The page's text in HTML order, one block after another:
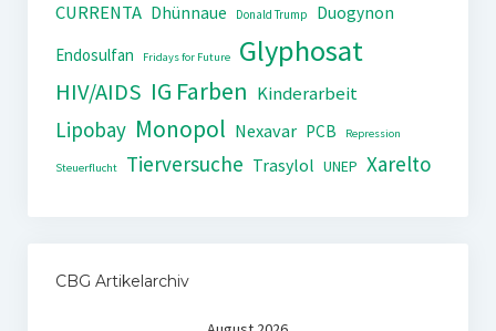
CURRENTA Dhünnaue Donald Trump
Duogynon
Endosulfan
Fridays for Future Glyphosat
HIV/AIDS IG Farben Kinderarbeit
Lipobay Monopol Nexavar PCB Repression
Steuerflucht Tierversuche Trasylol UNEP Xarelto
CBG Artikelarchiv